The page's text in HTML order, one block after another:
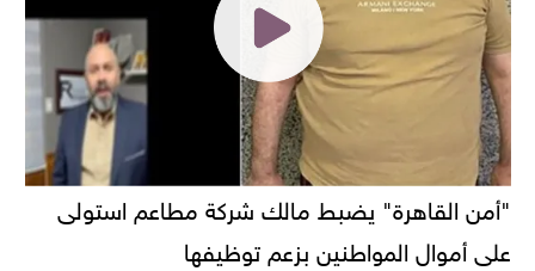
"أمن القاهرة" يضبط مالك شركة مطاعم استولى
على أموال المواطنين بزعم توظيفها